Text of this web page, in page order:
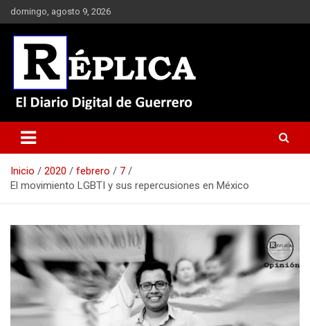
Saltar
al
contenido
domingo, agosto 9, 2026
Réplica
Inicio 2020 febrero
7
El movimiento LGBTI y sus repercusiones en México